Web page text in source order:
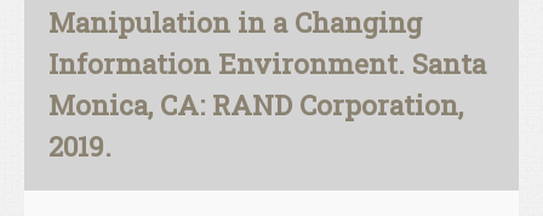
Manipulation in a Changing
Information Environment. Santa
Monica, CA: RAND Corporation,
2019.